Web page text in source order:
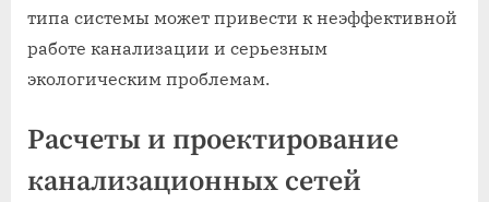
типа системы может привести к неэффективной
работе канализации и серьезным
экологическим проблемам.
Расчеты и проектирование
канализационных сетей